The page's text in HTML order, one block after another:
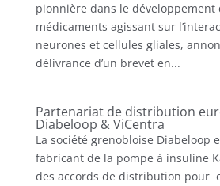
pionnière dans le développement
médicaments agissant sur
neurones et cellules gliales,
délivrance d’un brevet en...
Partenariat de distribution
Diabeloop & ViCentra
La société grenobloise Diabeloop
fabricant de la pompe à insuline
des accords de distribution pour